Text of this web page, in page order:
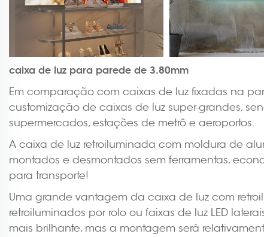
caixa de luz para parede de 3.80mm
Em comparação com caixas de luz fixadas na
customização de caixas de luz super-grandes,
supermercados, estações de metrô e aeroportos.
A caixa de luz retroiluminada com moldura de
montados e desmontados sem ferramentas,
para transporte!
Uma grande vantagem da caixa de luz com
retroiluminados por rolo ou faixas de luz LED
mais brilhante, mas a montagem será